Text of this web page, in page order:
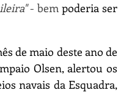
- bem poderia ser
de maio deste ano de
Olsen, alertou os
navais da Esquadra,